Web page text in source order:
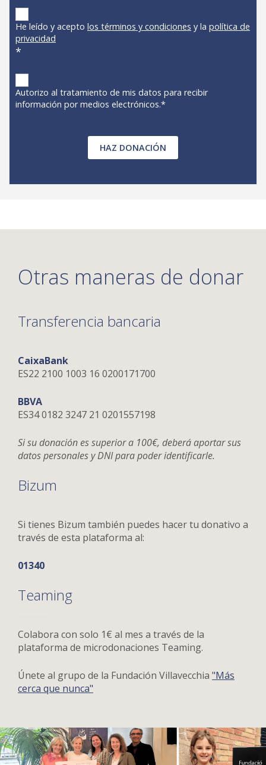
He leído y acepto los términos y condiciones y la política de
privacidad
*
Autorizo al tratamiento de mis datos para recibir
información por medios electrónicos.*
HAZ DONACIÓN
Otras maneras de donar
Transferencia bancaria
CaixaBank
ES22 2100 1003 16 0200171700
BBVA
ES34 0182 3247 21 0201557198
Si su donación es superior a 100€, deberá aportar sus
datos personales y DNI para poder identificarle.
Bizum
Si tienes Bizum también puedes hacer tu donativo a
través de esta plataforma al:
01340
Teaming
Colabora con solo 1€ al mes a través de la
plataforma de microdonaciones Teaming.
Únete al grupo de la Fundación Villavecchia "Más
cerca que nunca"